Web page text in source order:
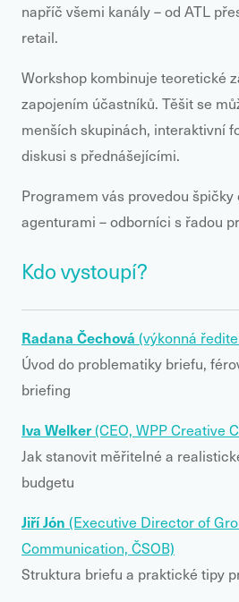
napříč všemi kanály – od ATL
retail.
Workshop kombinuje teoretické
zapojením účastníků. Těšit se
menších skupinách, interaktivní
diskusi s přednášejícími.
Programem vás provedou špičky
agenturami – odborníci s řadou
Kdo vystoupí?
Radana Čechová (výkonná
Úvod do problematiky briefu,
briefing
Iva Welker(CEO, WPP Creative
Jak stanovit měřitelné a
budgetu
Jiří Jón (Executive Director of
Communication, ČSOB)
Struktura briefu a praktické tipy